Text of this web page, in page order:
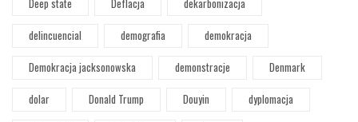
Deep state Deflacja
dekarbonizacja
delincuencial
demografia
demokracja
Demokracja jacksonowska
demonstracje
Denmark
dolar
Donald Trump Douyin
dyplomacja